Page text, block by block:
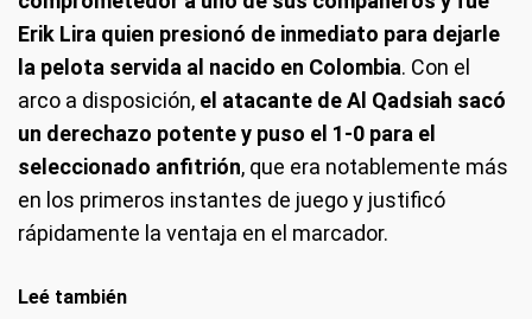
Erik Lira quien presionó de inmediato para dejarle
la pelota servida al nacido en Colombia. Con el
arco a disposición, el atacante de Al Qadsiah sacó
un derechazo potente y puso el 1-0 para el
seleccionado anfitrión, que era notablemente más
en los primeros instantes de juego y justificó
rápidamente la ventaja en el marcador.
Leé también